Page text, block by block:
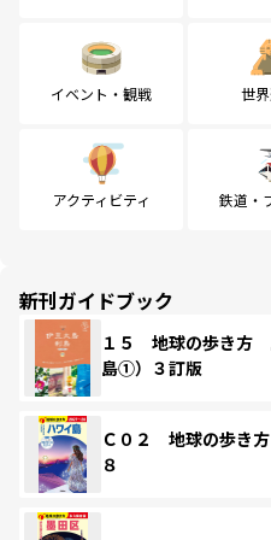
イベント・観戦 世
アクティビティ 鉄道・
新刊ガイドブック
１５ 地球の歩き方
島①）３訂版
Ｃ０２ 地球の歩き
８